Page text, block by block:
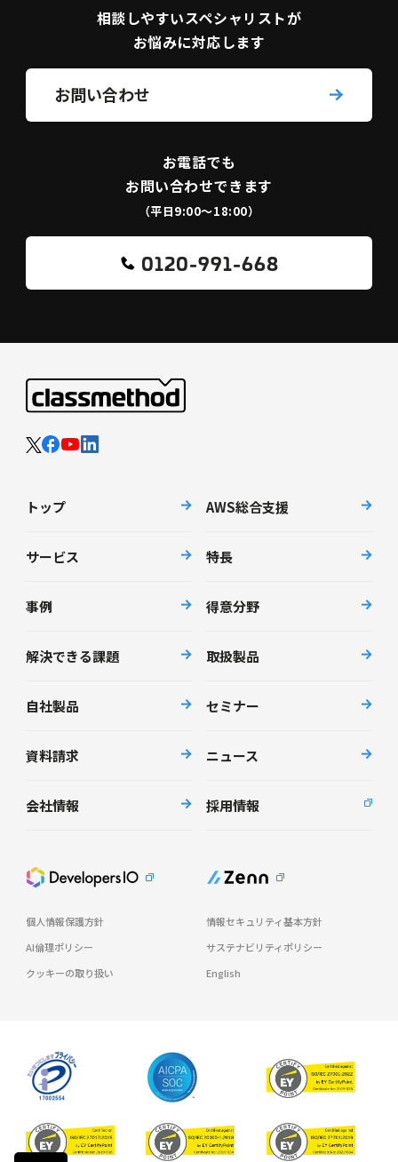
相談しやすいスペシャリストが
お悩みに対応します
お問い合わせ
お電話でも
お問い合わせできます
（平日9:00〜18:00）
0120-991-668
トップ AWS総合支援
サービス 特長
事例 得意分野
解決できる課題 取扱製品
自社製品 セミナー
資料請求 ニュース
会社情報 採用情報
個人情報保護方針
情報セキュリティ基本方針
AI倫理ポリシー
サステナビリティポリシー
クッキーの取り扱い
English